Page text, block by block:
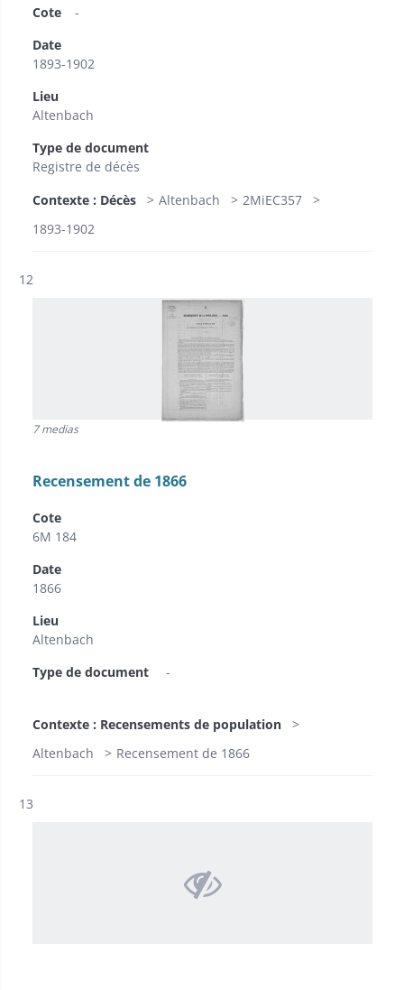
Cote
-
Date
1893-1902
Lieu
Altenbach
Type de document
Registre de décès
Contexte : Décès
Altenbach
2MiEC357
1893-1902
Résultat n°
12
7 medias
Recensement de 1866
Cote
6M 184
Date
1866
Lieu
Altenbach
Type de document
-
Contexte : Recensements de population
Altenbach
Recensement de 1866
Résultat n°
13